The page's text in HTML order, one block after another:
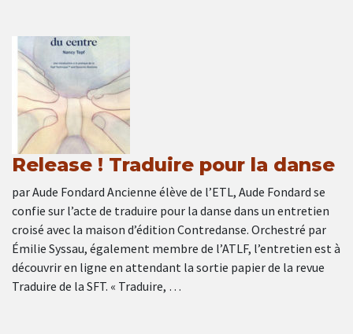
Release ! Traduire pour la danse
par Aude Fondard Ancienne élève de l’ETL, Aude Fondard se
confie sur l’acte de traduire pour la danse dans un entretien
croisé avec la maison d’édition Contredanse. Orchestré par
Émilie Syssau, également membre de l’ATLF, l’entretien est à
découvrir en ligne en attendant la sortie papier de la revue
Traduire de la SFT. « Traduire, …